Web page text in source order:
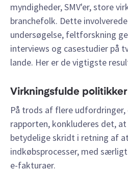
myndigheder, SMV'er, store
branchefolk. Dette
undersøgelse, feltforskning
interviews og casestudier på
lande. Her er de vigtigste
Virkningsfulde politikker
På trods af flere udfordringer,
rapporten, konkluderes det,
betydelige skridt i retning af
indkøbsprocesser, med
e-fakturaer.